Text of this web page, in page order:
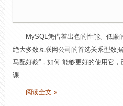
MySQL凭借着出色的性能、低廉
绝大多数互联网公司的首选关系型数
马配好鞍”，如何 能够更好的使用它
课...
阅读全文 »